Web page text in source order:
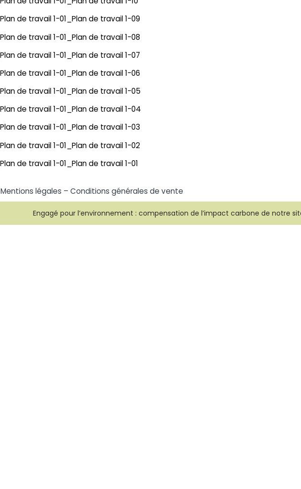
Mentions légales – Conditions générales de vente
Engagé pour l’environnement : compensation de l’impact carbone de notre